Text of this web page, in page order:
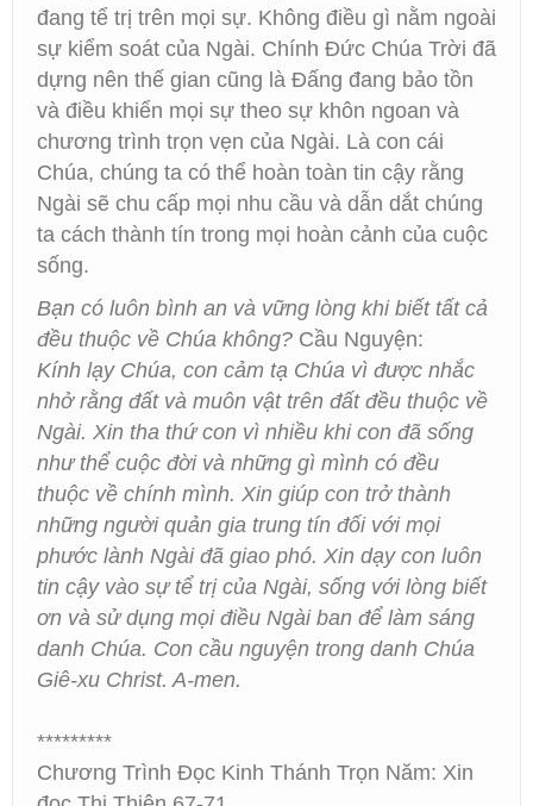
đang tể trị trên mọi sự. Không điều gì nằm ngoài
sự kiểm soát của Ngài. Chính Đức Chúa Trời đã
dựng nên thế gian cũng là Đấng đang bảo tồn
và điều khiển mọi sự theo sự khôn ngoan và
chương trình trọn vẹn của Ngài. Là con cái
Chúa, chúng ta có thể hoàn toàn tin cậy rằng
Ngài sẽ chu cấp mọi nhu cầu và dẫn dắt chúng
ta cách thành tín trong mọi hoàn cảnh của cuộc
sống.
Bạn có luôn bình an và vững lòng khi biết tất cả
đều thuộc về Chúa không? Cầu Nguyện:
Kính lạy Chúa, con cảm tạ Chúa vì được nhắc
nhở rằng đất và muôn vật trên đất đều thuộc về
Ngài. Xin tha thứ con vì nhiều khi con đã sống
như thể cuộc đời và những gì mình có đều
thuộc về chính mình. Xin giúp con trở thành
những người quản gia trung tín đối với mọi
phước lành Ngài đã giao phó. Xin dạy con luôn
tin cậy vào sự tể trị của Ngài, sống với lòng biết
ơn và sử dụng mọi điều Ngài ban để làm sáng
danh Chúa. Con cầu nguyện trong danh Chúa
Giê-xu Christ. A-men.
*********
Chương Trình Đọc Kinh Thánh Trọn Năm: Xin